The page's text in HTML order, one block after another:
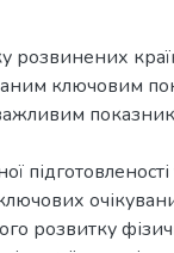
розвинених
ключовим
важливим
розвитку